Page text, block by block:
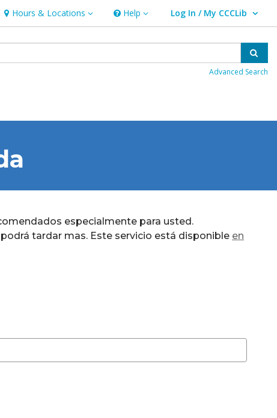
Hours & Locations
Hours & Locations Help
Help Log In / My CCCLib
User Log In / My CCCLib.
Advanced Search
especialmente para usted.
tardar mas. Este servicio está disponible en